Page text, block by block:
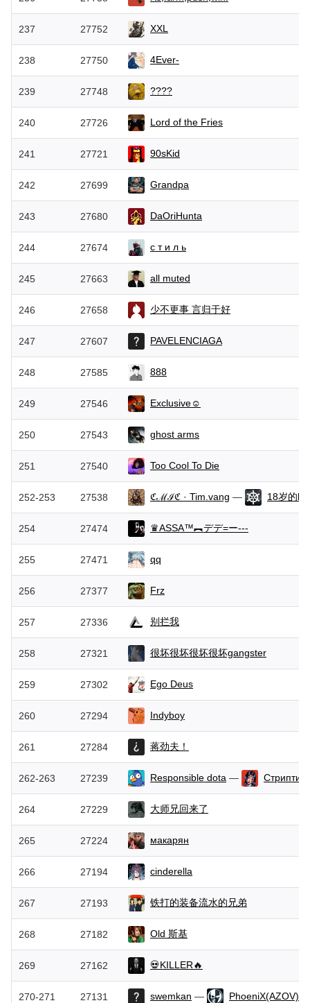
237 27752 XXL
238 27750 4Ever-
239 27748 ????
240 27726 Lord of the Fries
241 27721 90sKid
242 27699 Grandpa
243 27680 DaOriHunta
244 27674 с т и л ь
245 27663 all muted
246 27658 少不更事 言归于好
247 27607 PAVELENCIAGA
248 27585 888
249 27546 Exclusivе☺
250 27543 ghost arms
251 27540 Too Cool To Die
252-253 27538 ℭℳℐℭ · Tim.vang — 18岁的
254 27474 ♛ASSA™︻デデ=ー---
255 27471 qq
256 27377 Frz
257 27336 别拦我
258 27321 很坏很坏很坏很坏gangster
259 27302 Ego Deus
260 27294 Indyboy
261 27284 蒋劲夫！
262-263 27239 Responsible dota —
264 27229 大师兄回来了
265 27224 макарян
266 27194 cinderella
267 27193 铁打的装备流水的兄弟
268 27182 Old 斯基
269 27162 💀KILLER🔥
270-271 27131 swemkan —